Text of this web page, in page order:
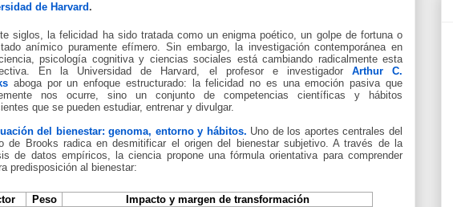
de Harvard.
siglos, la felicidad ha sido tratada como un enigma poético, un golpe de fortuna o
anímico puramente efímero. Sin embargo, la investigación contemporánea en
psicología cognitiva y ciencias sociales está cambiando radicalmente esta
En la Universidad de Harvard, el profesor e investigador Arthur C.
aboga por un enfoque estructurado: la felicidad no es una emoción pasiva que
nos ocurre, sino un conjunto de competencias científicas y hábitos
que se pueden estudiar, entrenar y divulgar.
del bienestar: genoma, entorno y hábitos. Uno de los aportes centrales del
de Brooks radica en desmitificar el origen del bienestar subjetivo. A través de la
de datos empíricos, la ciencia propone una fórmula orientativa para comprender
predisposición al bienestar:
Peso
Impacto y margen de transformación